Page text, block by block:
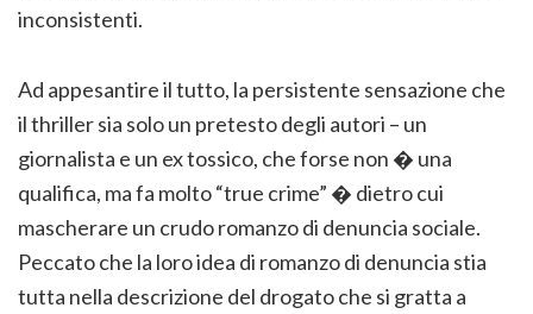
inconsistenti.
Ad appesantire il tutto, la persistente sensazione che
il thriller sia solo un pretesto degli autori – un
giornalista e un ex tossico, che forse non � una
qualifica, ma fa molto “true crime” � dietro cui
mascherare un crudo romanzo di denuncia sociale.
Peccato che la loro idea di romanzo di denuncia stia
tutta nella descrizione del drogato che si gratta a